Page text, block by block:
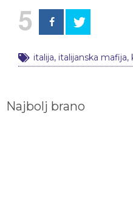
5
italija, italijanska mafija,
Najbolj brano